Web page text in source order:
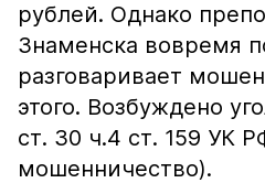
рублей. Однако
Знаменска вовремя
разговаривает
этого. Возбуждено
ст. 30 ч.4 ст. 159 УК
мошенничество).